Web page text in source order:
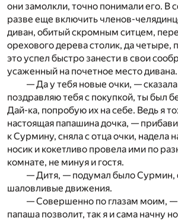
они замолкли, точно понимали его. В
разве еще включить членов-
диван, обитый скромным ситцем,
орехового дерева столик, да четыре,
это успел быстро занести в свои
усаженный на почетное место дивана.
— Да у тебя новые очки, —
поздравляю тебя с покупкой, ты был
Дай-ка, попробую их на себе. Ведь я
настоящая папашина дочка, —
к Сурмину, сняла с отца очки, надела
носик и кокетливо провела ими по
комнате, не минуя и гостя.
— Дитя, — подумал было Сурмин,
шаловливые движения.
— Совершенно по глазам моим, —
папаша позволит, так я и сама начну